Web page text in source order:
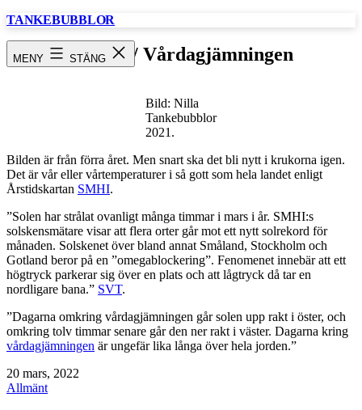
Hoppa
TANKEBUBBLOR
MENY STÄNG
Förvår / Vårdagjämningen
Bild: Nilla
Tankebubblor
2021.
Bilden är från förra året. Men snart ska det bli nytt i krukorna igen.
Det är vår eller vårtemperaturer i så gott som hela landet enligt
Årstidskartan SMHI.
”Solen har strålat ovanligt många timmar i mars i år. SMHI:s
solskensmätare visar att flera orter går mot ett nytt solrekord för
månaden. Solskenet över bland annat Småland, Stockholm och
Gotland beror på en ”omegablockering”. Fenomenet innebär att ett
högtryck parkerar sig över en plats och att lågtryck då tar en
nordligare bana.” SVT.
”Dagarna omkring vårdagjämningen går solen upp rakt i öster, och
omkring tolv timmar senare går den ner rakt i väster. Dagarna kring
vårdagjämningen är ungefär lika långa över hela jorden.”
Publicerat
den
20 mars, 2022
Kategoriserat
Allmänt